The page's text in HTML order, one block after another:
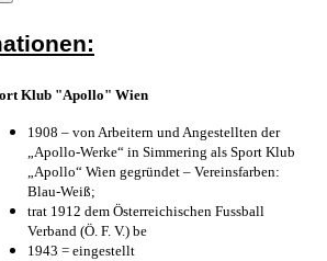
Klub "Apollo" Wien
1908 – von Arbeitern und Angestellten der
„Apollo-Werke“ in Simmering als Sport Klub
„Apollo“ Wien gegründet – Vereinsfarben:
Blau-Weiß;
trat 1912 dem Österreichischen Fussball
Verband (Ö. F. V.) be
1943 = eingestellt